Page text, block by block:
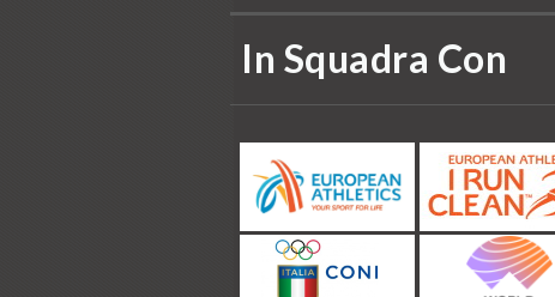
In Squadra Con